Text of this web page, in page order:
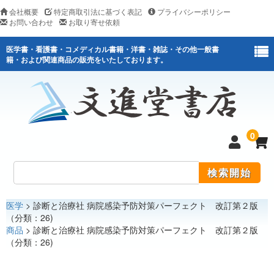
会社概要 特定商取引法に基づく表記
プライバシーポリシー
お問い合わせ
お取り寄せ依頼
医学書・看護書・コメディカル書籍・洋書・雑誌・その他一般書
籍・および関連商品の販売をいたしております。
0
医学
看護
医学 > 診断と治療社 病院感染予防対策パーフェクト 改訂第２版
（分類：26)
商品 > 診断と治療社 病院感染予防対策パーフェクト 改訂第２版
（分類：26)